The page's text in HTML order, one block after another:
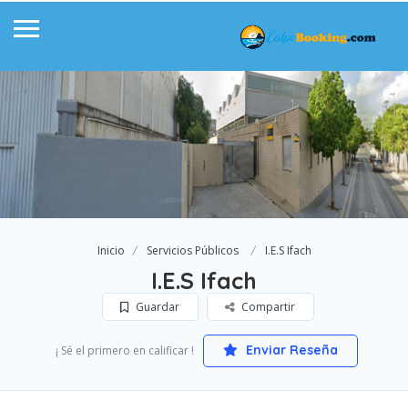
Inicio Servicios Públicos I.E.S Ifach
I.E.S Ifach
Guardar Compartir
¡ Sé el primero en calificar ! Enviar Reseña